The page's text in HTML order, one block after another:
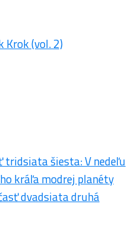
Krok (vol. 2)
tridsiata šiesta: V nedeľu
kráľa modrej planéty